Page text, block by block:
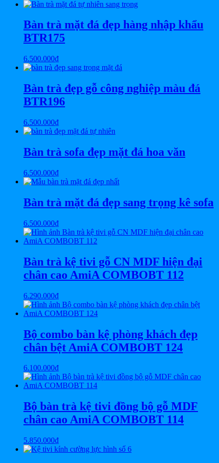
Bàn trà mặt đá đẹp hàng nhập khẩu
BTR175
6.500.000₫
Bàn trà đẹp gỗ công nghiệp màu đá
BTR196
6.500.000₫
Bàn trà sofa đẹp mặt đá hoa văn
6.500.000₫
Bàn trà mặt đá đẹp sang trọng kê sofa
6.500.000₫
Bàn trà kệ tivi gỗ CN MDF hiện đại
chân cao AmiA COMBOBT 112
6.290.000₫
Bộ combo bàn kệ phòng khách đẹp
chân bệt AmiA COMBOBT 124
6.100.000₫
Bộ bàn trà kệ tivi đồng bộ gỗ MDF
chân cao AmiA COMBOBT 114
5.850.000₫